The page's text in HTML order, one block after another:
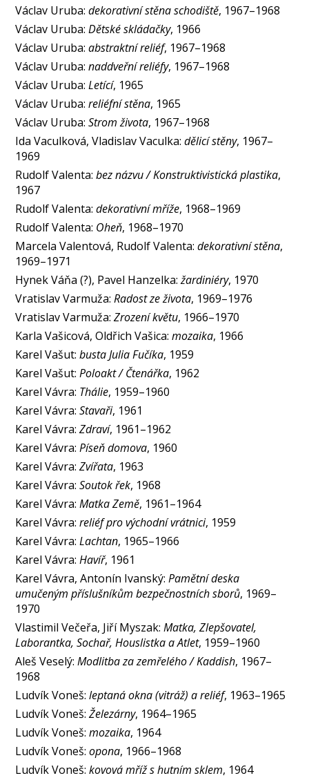
Václav Uruba:dekorativní stěna schodiště, 1967–1968
Václav Uruba:Dětské skládačky, 1966
Václav Uruba:abstraktní reliéf, 1967–1968
Václav Uruba:naddveřní reliéfy, 1967–1968
Václav Uruba:Letící, 1965
Václav Uruba:reliéfní stěna, 1965
Václav Uruba:Strom života, 1967–1968
Ida Vaculková, Vladislav Vaculka:dělicí stěny, 1967–
1969
Rudolf Valenta:bez názvu / Konstruktivistická plastika,
1967
Rudolf Valenta:dekorativní mříže, 1968–1969
Rudolf Valenta: Oheň, 1968–1970
Marcela Valentová, Rudolf Valenta:dekorativní stěna,
1969–1971
Hynek Váňa (?), Pavel Hanzelka:žardiniéry, 1970
Vratislav Varmuža:Radost ze života, 1969–1976
Vratislav Varmuža:Zrození květu, 1966–1970
Karla Vašicová, Oldřich Vašica:mozaika, 1966
Karel Vašut:busta Julia Fučíka, 1959
Karel Vašut:Poloakt / Čtenářka, 1962
Karel Vávra: Thálie, 1959–1960
Karel Vávra:Stavaři, 1961
Karel Vávra:Zdraví, 1961–1962
Karel Vávra:Píseň domova, 1960
Karel Vávra:Zvířata, 1963
Karel Vávra:Soutok řek, 1968
Karel Vávra:Matka Země, 1961–1964
Karel Vávra:reliéf pro východní vrátnici, 1959
Karel Vávra:Lachtan, 1965–1966
Karel Vávra:Havíř, 1961
Karel Vávra, Antonín Ivanský:Pamětní deska
umučeným příslušníkům bezpečnostních sborů, 1969–
1970
Vlastimil Večeřa, Jiří Myszak:Matka, Zlepšovatel,
Laborantka, Sochař, Houslistka a Atlet, 1959–1960
Aleš Veselý:Modlitba za zemřelého / Kaddish, 1967–
1968
Ludvík Voneš:leptaná okna (vitráž) a reliéf, 1963–1965
Ludvík Voneš:Železárny, 1964–1965
Ludvík Voneš:mozaika, 1964
Ludvík Voneš:opona, 1966–1968
Ludvík Voneš:kovová mříž s hutním sklem, 1964